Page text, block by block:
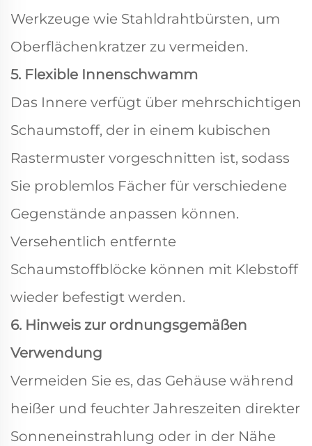
Werkzeuge wie Stahldrahtbürsten, um
Oberflächenkratzer zu vermeiden.
5. Flexible Innenschwamm
Das Innere verfügt über mehrschichtigen
Schaumstoff, der in einem kubischen
Rastermuster vorgeschnitten ist, sodass
Sie problemlos Fächer für verschiedene
Gegenstände anpassen können.
Versehentlich entfernte
Schaumstoffblöcke können mit Klebstoff
wieder befestigt werden.
6. Hinweis zur ordnungsgemäßen
Verwendung
Vermeiden Sie es, das Gehäuse während
heißer und feuchter Jahreszeiten direkter
Sonneneinstrahlung oder in der Nähe